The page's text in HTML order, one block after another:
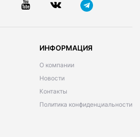
ИНФОРМАЦИЯ
О компании
Новости
Контакты
Политика конфиденциальности